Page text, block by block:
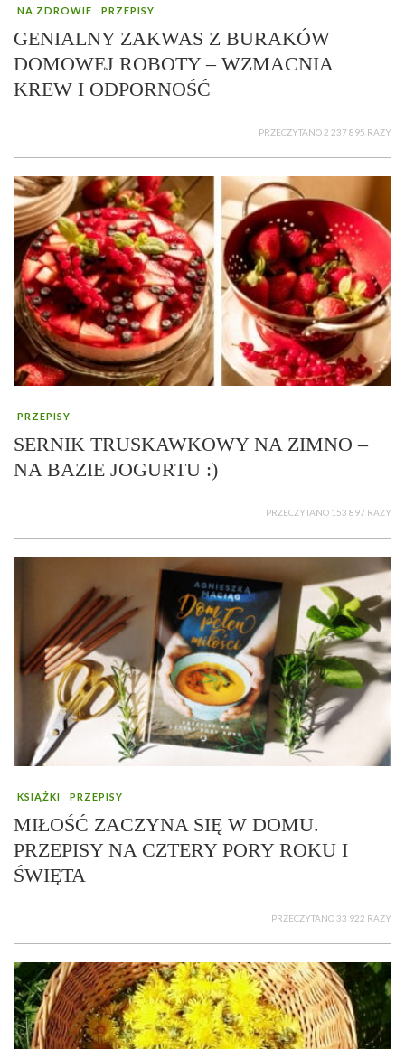
NA ZDROWIE PRZEPISY
GENIALNY ZAKWAS Z BURAKÓW
DOMOWEJ ROBOTY – WZMACNIA
KREW I ODPORNOŚĆ
PRZECZYTANO 2 237 895 RAZY
PRZEPISY
SERNIK TRUSKAWKOWY NA ZIMNO –
NA BAZIE JOGURTU :)
PRZECZYTANO 153 897 RAZY
KSIĄŻKI PRZEPISY
MIŁOŚĆ ZACZYNA SIĘ W DOMU.
PRZEPISY NA CZTERY PORY ROKU I
ŚWIĘTA
PRZECZYTANO 33 922 RAZY